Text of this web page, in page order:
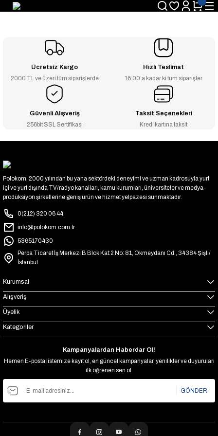
Ücretsiz Kargo
2000 TL ve üzeri tüm siparişlerde
Hızlı Teslimat
16:00’a kadar ki tüm siparişler
Güvenli Alışveriş
256bit SSL Sertifikası
Taksit Seçenekleri
Kredi kartına taksit
Polokom, 2000 yılından bu yana sektördeki deneyimi ve uzman kadrosuyla yurt
içi ve yurt dışında TV/radyo kanalları, kamu kurumları, üniversiteler ve medya-
prodüksiyon şirketlerine geniş ürün ve hizmet yelpazesi sunmaktadır.
0(212) 320 06 44
info@polokom.com.tr
5365170430
Perpa Ticaret İş Merkezi B Blok Kat:2 No: 81, Okmeydanı Cd., 34384 Şişli/
İstanbul
Kurumsal
Alışveriş
Üyelik
Kategoriler
Kampanyalardan Haberdar Ol!
Hemen E-posta listemize kayıt ol, en güncel kampanyalar, yenilikler ve duyuruları
ilk öğrenen sen ol.
GÖNDER